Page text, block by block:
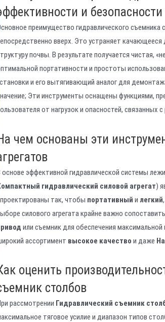
и безопасности
преимущество гидравлического
вверх. Это устраняет
почвы. В результате получается чистая,
портативности и простоты
и его вытягивающий аналог для
Эти инструменты оснащены функциями,
от нагрузок и опасностей, связанных
чем основаны эти
основе эффективной гидравлической системы
гидравлический силовой агрегат)
так, чтобы портативный и легкий
силового агрегата крайне важно
или съемник для обеспечения
ассортимент высокое качество и даже
оценить
столбов
рассмотрении Гидравлический съемник
тяговое усилие и диапазон типов